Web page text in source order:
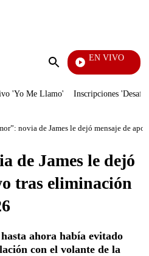
Enviar
EN VIVO
Yo
'Yo Me Llamo' Inscripciones
novia de James le dejó mensaje de
de James le dejó
tras eliminación
ahora había evitado
con el volante de la